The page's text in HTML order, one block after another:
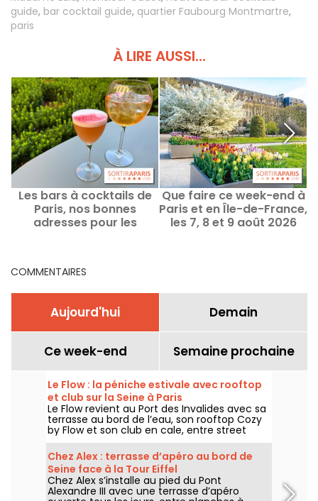
guide, bar cocktail guide, quartier Faubourg Montmartre,
paris
À LIRE AUSSI...
Les bars à cocktails de
Paris, nos bonnes
adresses pour les
Que faire ce week-end à
Paris et en Île-de-France,
les 7, 8 et 9 août 2026
COMMENTAIRES
Aujourd'hui Demain
Ce week-end Semaine prochaine
Le Flow : la péniche estivale avec rooftop
et club sur la Seine à Paris
Le Flow revient au Port des Invalides avec sa
terrasse au bord de l’eau, son rooftop Cozy
by Flow et son club en cale, entre street
food, cocktails, DJ sets et soirées d’été sur la
Seine.
Chez Alex : terrasse d’apéro au bord de
Seine face à la Tour Eiffel
Chez Alex s’installe au pied du Pont
Alexandre III avec une terrasse d’apéro